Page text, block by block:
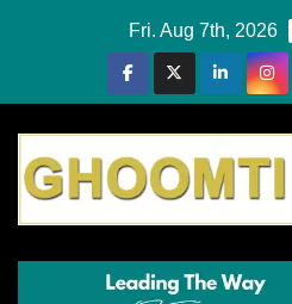
Fri. Aug 7th, 2026